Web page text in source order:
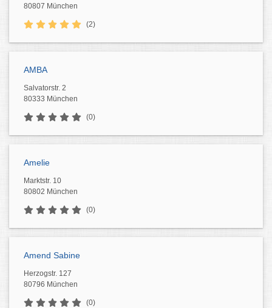
80807 München
(2)
AMBA
Salvatorstr. 2
80333 München
(0)
Amelie
Marktstr. 10
80802 München
(0)
Amend Sabine
Herzogstr. 127
80796 München
(0)